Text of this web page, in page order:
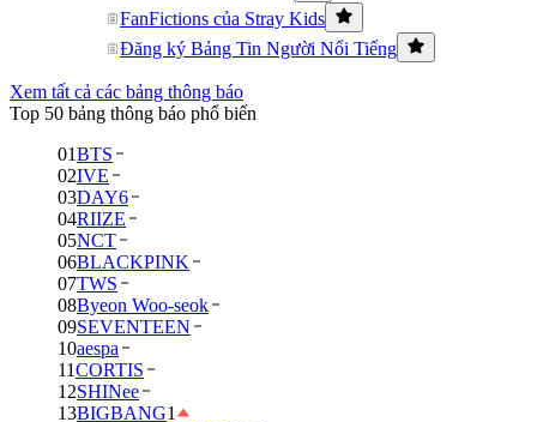
FanFictions của Stray Kids
Đăng ký Bảng Tin Người Nổi Tiếng
Xem tất cả các bảng thông báo
Top 50 bảng thông báo phổ biến
01BTS
02IVE
03DAY6
04RIIZE
05NCT
06BLACKPINK
07TWS
08Byeon Woo-seok
09SEVENTEEN
10aespa
11CORTIS
12SHINee
13BIGBANG1